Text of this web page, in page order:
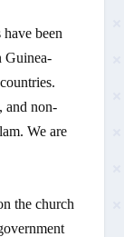
been
Guinea-
and non-
We are
the church